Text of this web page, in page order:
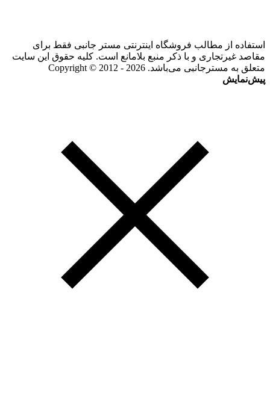
استفاده از مطالب فروشگاه اینترنتی مستر جانبی فقط برای
مقاصد غیرتجاری و با ذکر منبع بلامانع است. کلیه حقوق این سایت
متعلق به مسترجانبی می‌باشد. Copyright © 2012 - 2026
پیش‌نمایش